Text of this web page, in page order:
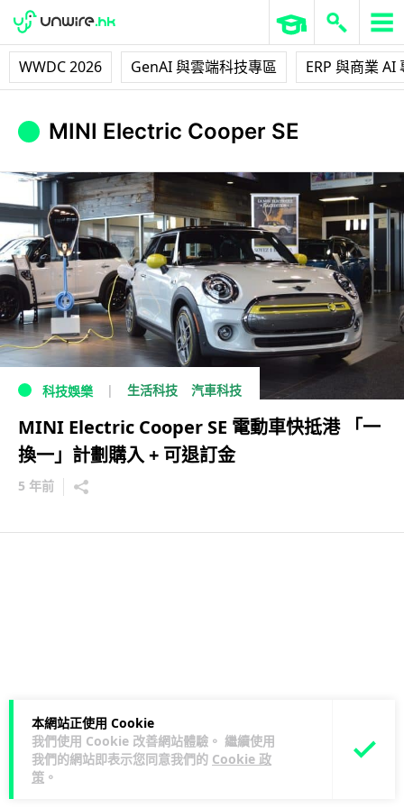
WWDC 2026 GenAI 與雲端科技專區 ERP 與商業 AI
本網站正使用 Cookie
我們使用 Cookie 改善網站體驗。 繼續使用
我們的網站即表示您同意我們的 Cookie 政
策 。
MINI Electric Cooper SE
科技娛樂 生活科技 汽車科技
MINI Electric Cooper SE 電動車快抵港 「一
換一」計劃購入 + 可退訂金
5 年前